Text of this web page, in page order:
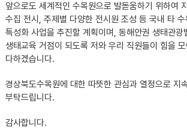
앞으로도 세계적인 수목원으로 발돋움하기 위하여
수집 전시, 주제별 다양한 전시원 조성 등 국내 타
특성화 사업을 추진할 계획이며, 동해안권 생태관광
생태교육 거점이 되도록 저와 우리 직원들이 힘을
다하겠습니다.
경상북도수목원에 대한 따뜻한 관심과 열정으로 지
부탁드립니다.
감사합니다.